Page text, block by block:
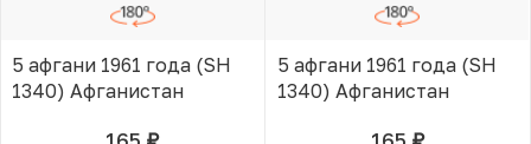
5 афгани 1961 года (SH
1340) Афганистан
5 афгани 1961 года (SH
1340) Афганистан